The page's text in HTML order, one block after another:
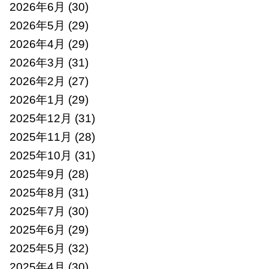
2026年6月 (30)
2026年5月 (29)
2026年4月 (29)
2026年3月 (31)
2026年2月 (27)
2026年1月 (29)
2025年12月 (31)
2025年11月 (28)
2025年10月 (31)
2025年9月 (28)
2025年8月 (31)
2025年7月 (30)
2025年6月 (29)
2025年5月 (32)